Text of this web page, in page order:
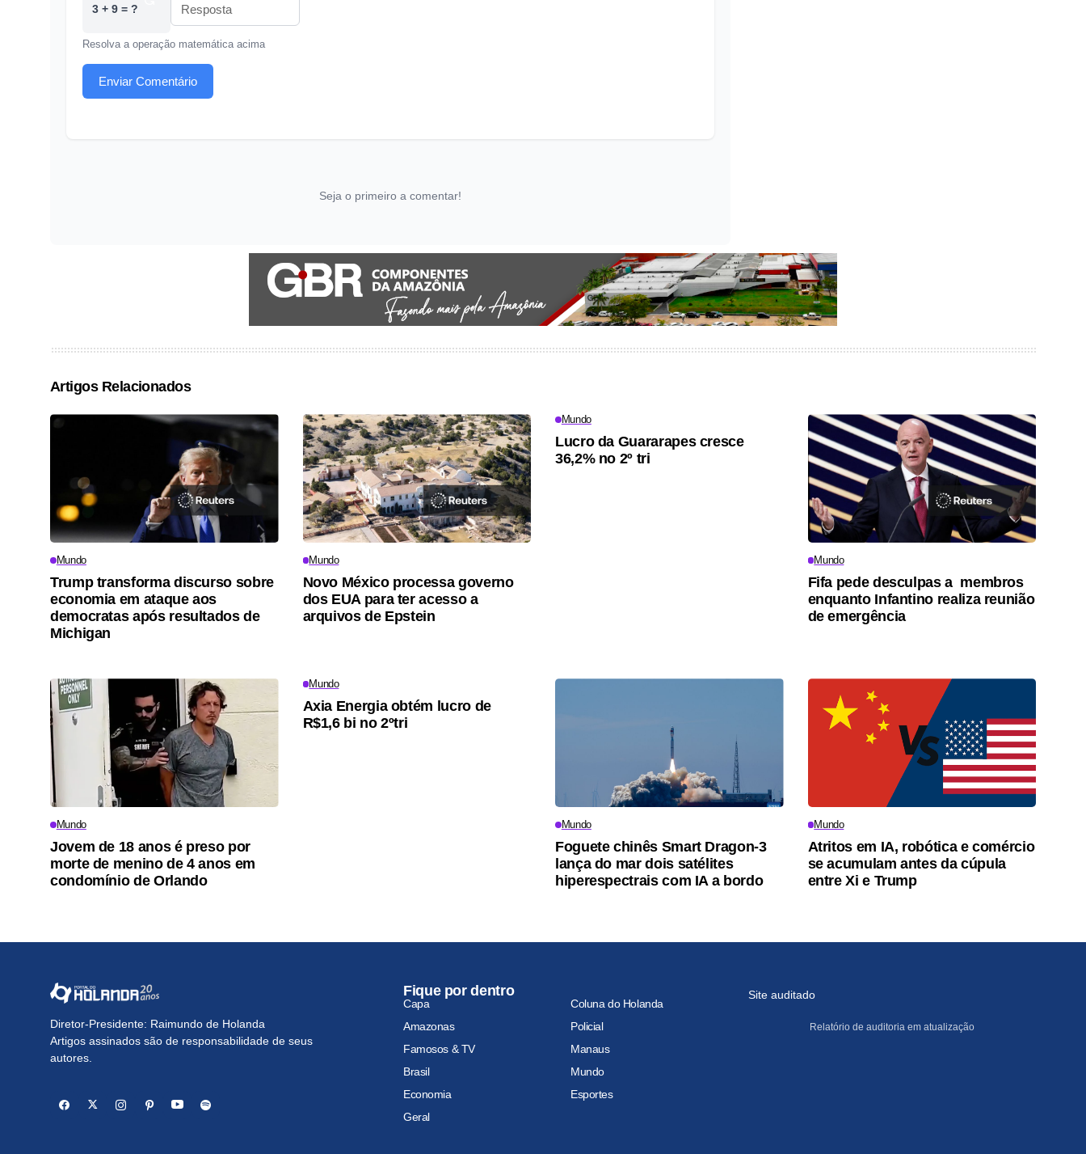
3 + 9 = ?
Resolva a operação matemática acima
Enviar Comentário
Seja o primeiro a comentar!
Artigos Relacionados
Mundo
Trump transforma discurso sobre
economia em ataque aos
democratas após resultados de
Michigan
Mundo
Novo México processa governo
dos EUA para ter acesso a
arquivos de Epstein
Mundo
Lucro da Guararapes cresce
36,2% no 2º tri
Mundo
Fifa pede desculpas a membros
enquanto Infantino realiza reunião
de emergência
Mundo
Jovem de 18 anos é preso por
morte de menino de 4 anos em
condomínio de Orlando
Mundo
Axia Energia obtém lucro de
R$1,6 bi no 2ºtri
Mundo
Foguete chinês Smart Dragon-3
lança do mar dois satélites
hiperespectrais com IA a bordo
Mundo
Atritos em IA, robótica e comércio
se acumulam antes da cúpula
entre Xi e Trump
Diretor-Presidente: Raimundo de Holanda
Artigos assinados são de responsabilidade de seus
autores.
Fique por dentro
Capa
Coluna do Holanda
Amazonas
Policial
Famosos & TV
Manaus
Brasil
Mundo
Economia
Esportes
Geral
Site auditado
Relatório de auditoria em atualização